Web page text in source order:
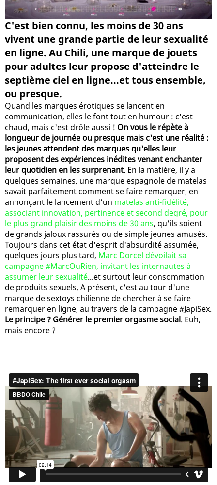
C'est bien connu, les moins de 30 ans
vivent une grande partie de leur sexualité
en ligne. Au Chili, une marque de jouets
pour adultes leur propose d'atteindre le
septième ciel en ligne...et tous ensemble,
ou presque.
Quand les marques érotiques se lancent en
communication, elles le font tout en humour : c'est
chaud, mais c'est drôle aussi ! On vous le répète à
longueur de journée ou presque mais c'est une réalité :
les jeunes attendent des marques qu'elles leur
proposent des expériences inédites venant enchanter
leur quotidien en les surprenant. En la matière, il y a
quelques semaines, une marque espagnole de matelas
savait parfaitement comment se faire remarquer, en
annonçant le lancement d'un matelas anti-fidélité,
associant innovation, pertinence et second degré, pour
le plus grand plaisir des moins de 30 ans, qu'ils soient
de grands jaloux rassurés ou de simple jeunes amusés.
Toujours dans cet état d'esprit d'absurdité assumée,
quelques jours plus tard, Marc Dorcel dévoilait sa
campagne #MarcOuRien, invitant les internautes à
assumer leur sexualité...et surtout leur consommation
de produits sexuels. A présent, c'est au tour d'une
marque de sextoys chilienne de chercher à se faire
remarquer en ligne, au travers de la campagne #JapiSex.
Le principe ? Générer le premier orgasme social. Euh,
mais encore ?